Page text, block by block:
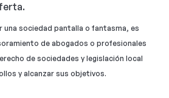
una sociedad pantalla o fantasma, es
de abogados o profesionales
de sociedades y legislación local
y alcanzar sus objetivos.